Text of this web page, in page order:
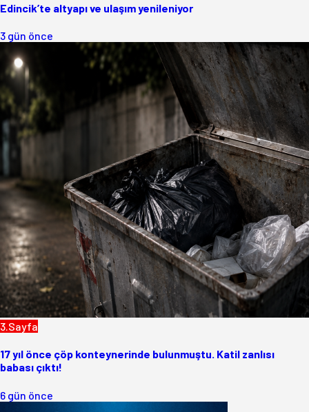
Edincik’te altyapı ve ulaşım yenileniyor
3 gün önce
3.Sayfa
17 yıl önce çöp konteynerinde bulunmuştu. Katil zanlısı
babası çıktı!
6 gün önce